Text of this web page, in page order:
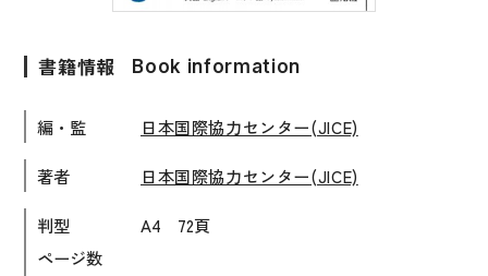
書店様向け
語彙・表現
練習問題
日本語能力試験対策
日本留学試験対策
各種試験対策
書籍情報 Book information
編・監 日本国際協力センター(JICE)
著者 日本国際協力センター(JICE)
判型
ページ数
A4 72頁